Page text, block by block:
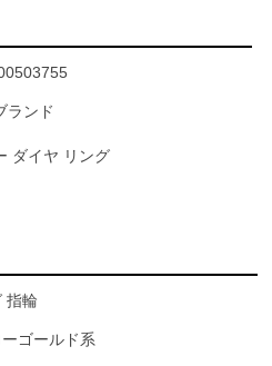
ランド
ダイヤ リング
指輪
ゴールド系